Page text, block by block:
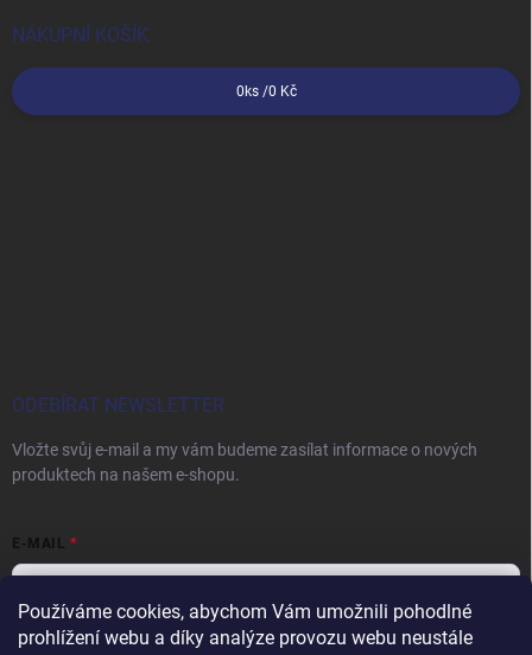
Používáme cookies, abychom Vám umožnili pohodlné
prohlížení webu a díky analýze provozu webu neustále
NÁKUPNÍ KOŠÍK
0 ks /0 Kč
ODEBÍRAT NEWSLETTER
Vložte svůj e-mail a my vám budeme zasílat informace o nových
produktech na našem e-shopu.
E-MAIL